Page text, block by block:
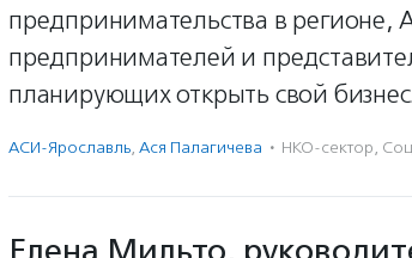
предпринимательства в регионе,
предпринимателей и
планирующих открыть свой
АСИ-Ярославль, Ася Палагичева · НКО-сектор,